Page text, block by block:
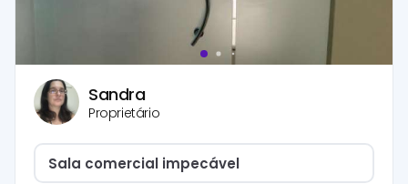
Sandra
Proprietário
Sala comercial impecável